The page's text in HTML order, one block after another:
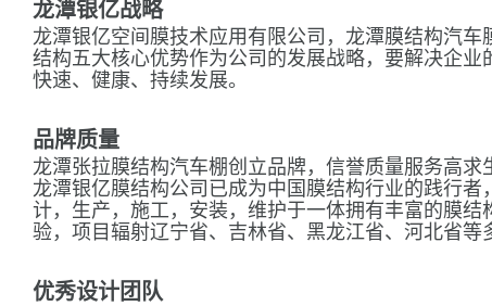
龙潭银亿战略
龙潭银亿空间膜技术应用有限公司，龙潭膜结构汽车
结构五大核心优势作为公司的发展战略，要解决企业
快速、健康、持续发展。
品牌质量
龙潭张拉膜结构汽车棚创立品牌，信誉质量服务高求
龙潭银亿膜结构公司已成为中国膜结构行业的践行者
计，生产，施工，安装，维护于一体拥有丰富的膜结
验，项目辐射辽宁省、吉林省、黑龙江省、河北省等
优秀设计团队